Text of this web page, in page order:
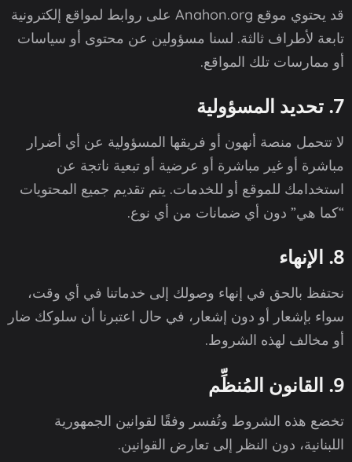
قد يحتوي موقع Anahon.org على روابط لمواقع إلكترونية
تابعة لأطراف ثالثة. لسنا مسؤولين عن محتوى أو سياسات
أو ممارسات تلك المواقع.
7. تحديد المسؤولية
لا تتحمل منصة أنهون أو فريقها المسؤولية عن أي أضرار
مباشرة أو غير مباشرة أو عرضية أو تبعية ناتجة عن
استخدامك للموقع أو للخدمات. يتم تقديم جميع المحتويات
“كما هي” دون أي ضمانات من أي نوع.
8. الإنهاء
نحتفظ بالحق في إنهاء وصولك إلى خدماتنا في أي وقت،
سواء بإشعار أو دون إشعار، في حال اعتبرنا أن سلوكك ضار
أو مخالف لهذه الشروط.
9. القانون المُنظِّم
تخضع هذه الشروط وتُفسر وفقًا لقوانين الجمهورية
اللبنانية، دون النظر إلى تعارض القوانين.